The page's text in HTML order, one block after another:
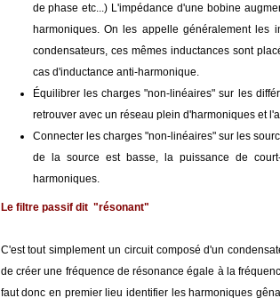
de phase etc...) L'impédance d'une bobine
harmoniques. On les appelle généralement les
condensateurs, ces mêmes inductances sont
cas d'inductance anti-harmonique.
Équilibrer les charges "non-linéaires" sur les
retrouver avec un réseau plein d'harmoniques et
Connecter les charges "non-linéaires" sur les
de la source est basse, la puissance de
harmoniques.
Le filtre passif dit "résonant"
C'est tout simplement un circuit composé d'un
de créer une fréquence de résonance égale à la
faut donc en premier lieu identifier les harmoniques